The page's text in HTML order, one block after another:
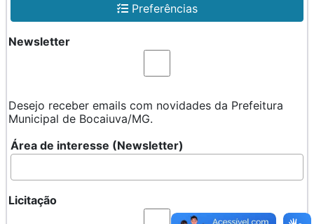
Preferências
Newsletter
Desejo receber emails com novidades da Prefeitura
Municipal de Bocaiuva/MG.
Área de interesse (Newsletter)
Licitação